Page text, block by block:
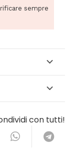
sempre
con tutti!